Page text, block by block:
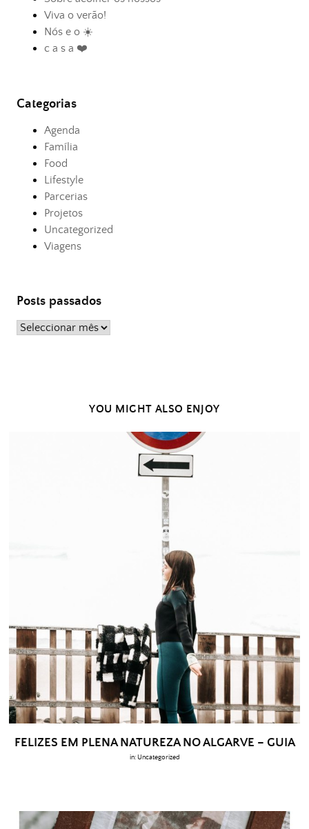
Viva o verão!
Nós e o ☀️
c a s a ❤️
Categorias
Agenda
Família
Food
Lifestyle
Parcerias
Projetos
Uncategorized
Viagens
Posts passados
Posts
YOU MIGHT ALSO ENJOY
FELIZES EM PLENA NATUREZA NO ALGARVE – GUIA
in: Uncategorized